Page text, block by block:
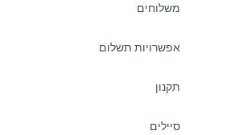
משלוחים
אפשרויות תשלום
תקנון
סיילים